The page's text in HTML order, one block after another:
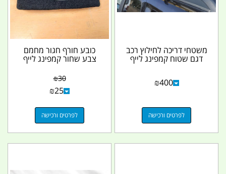
משטחי דריכה לחילוץ רכב
דגם שטוח קמפינג לייף
₪400
לפרטים ורכישה
כובע חורף חגור מחמם
צבע שחור קמפינג לייף
₪30
₪25
לפרטים ורכישה